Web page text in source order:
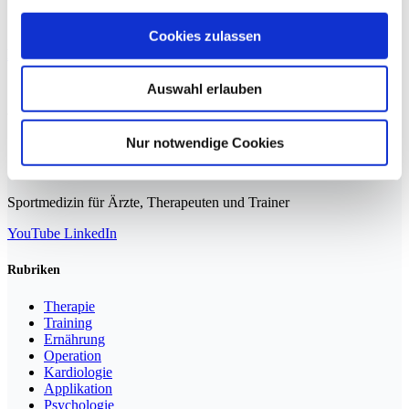
Cookies zulassen
Auswahl erlauben
Nur notwendige Cookies
Elektromyografie
Simon Roth
Welche Struktur steht beim Sport in­ ­jeglicher Hinsicht im
Mittelpunkt? Richtig, die Muskulatur. Sie dient…
Sportmedizin für Ärzte, Therapeuten und Trainer
YouTube LinkedIn
Rubriken
Therapie
Training
Ernährung
Operation
Kardiologie
Applikation
Psychologie